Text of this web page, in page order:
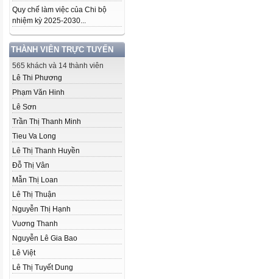
Quy chế làm việc của Chi bộ
nhiệm kỳ 2025-2030...
THÀNH VIÊN TRỰC TUYẾN
565 khách và 14 thành viên
Lê Thi Phương
Phạm Văn Hinh
Lê Sơn
Trần Thị Thanh Minh
Tieu Va Long
Lê Thị Thanh Huyền
Đỗ Thị Vân
Mẫn Thị Loan
Lê Thị Thuận
Nguyễn Thị Hạnh
Vuơng Thanh
Nguyễn Lê Gia Bao
Lê Việt
Lê Thị Tuyết Dung